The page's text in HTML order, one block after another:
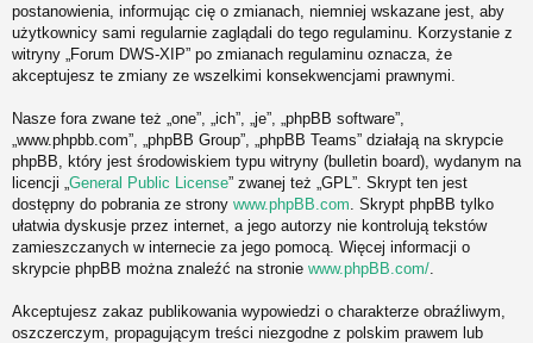
S
postanowienia, informując cię o zmianach, niemniej wskazane jest, aby
użytkownicy sami regularnie zaglądali do tego regulaminu. Korzystanie z
witryny „Forum DWS-XIP” po zmianach regulaminu oznacza, że
akceptujesz te zmiany ze wszelkimi konsekwencjami prawnymi.
Nasze fora zwane też „one”, „ich”, „je”, „phpBB software”,
„www.phpbb.com”, „phpBB Group”, „phpBB Teams” działają na skrypcie
phpBB, który jest środowiskiem typu witryny (bulletin board), wydanym na
licencji „ General Public License” zwanej też „GPL”. Skrypt ten jest
dostępny do pobrania ze strony www.phpBB.com . Skrypt phpBB tylko
ułatwia dyskusje przez internet, a jego autorzy nie kontrolują tekstów
zamieszczanych w internecie za jego pomocą. Więcej informacji o
skrypcie phpBB można znaleźć na stronie www.phpBB.com/
Akceptujesz zakaz publikowania wypowiedzi o charakterze obraźliwym,
oszczerczym, propagującym treści niezgodne z polskim prawem lub